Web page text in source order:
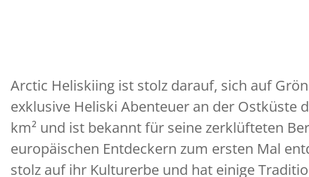
Arctic Heliskiing ist stolz darauf, sich auf
exklusive Heliski Abenteuer an der Ostküste
km² und ist bekannt für seine zerklüfteten
europäischen Entdeckern zum ersten Mal
stolz auf ihr Kulturerbe und hat einige